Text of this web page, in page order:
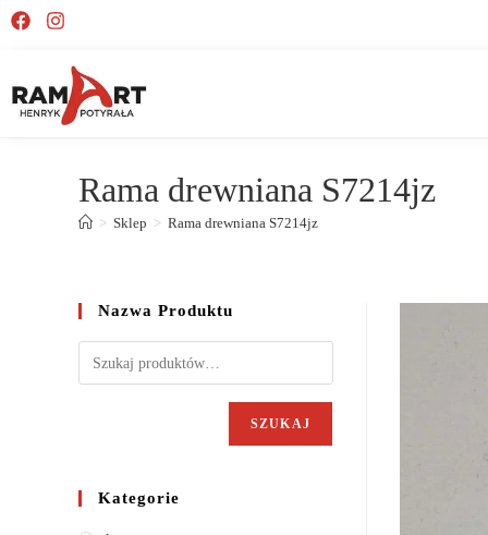
Rama drewniana S7214jz
> Sklep > Rama drewniana S7214jz
Nazwa Produktu
SZUKAJ
Kategorie